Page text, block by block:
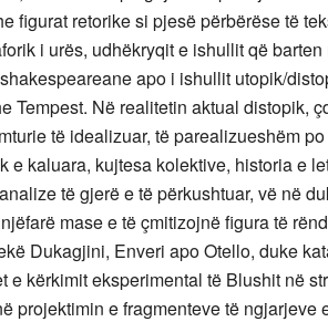
figurat retorike si pjesë përbërëse të
i urës, udhëkryqit e ishullit që
apo i ishullit utopik/
Tempest. Në realitetin aktual distopik,
të idealizuar, të parealizueshëm
e kaluara, kujtesa kolektive, historia e
të gjerë e të përkushtuar, vë në
mase e të çmitizojnë figura të
Dukagjini, Enveri apo Otello, duke
e kërkimit eksperimental të Blushit në
projektimin e fragmenteve të ngjarjeve